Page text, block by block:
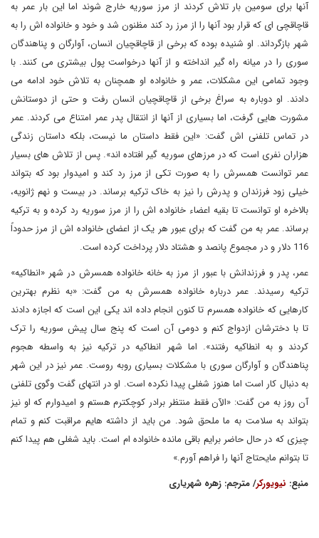
آنها برای سومین بار تلاش کردند از مرز سوریه خارج شوند اما این بار عمر به
قاچاقچی ای که قرار بود آنها را از مرز رد کند مظنون شد و خود و خانواده اش را به
شهر بازگرداند. او شنیده بوده که برخی از قاچاقچیان انسان، آوارگان و پناهندگان
سوری را در میانه راه گیر انداخته و از آنها درخواست پول بیشتری می کنند. با
وجود تمامی این مشکلات، عمر و خانواده او همچنان به تلاش خود ادامه می
دادند. او دوباره به سراغ برخی از قاچاقچیان انسان رفت و حتی از دوستانش
مشورت هایی گرفت، اما بسیاری از آنها از انتقال پدر عمر امتناع می کردند. عمر
در تماس تلفنی اش گفت: «این فقط داستان ما نیست، بلکه داستان زندگی
هزاران نفری است که در مرزهای سوریه گیر افتاده اند». پس از تلاش های بسیار
عمر توانست همسرش را به صورت تکی از مرز رد کند و امیدوار بود که بتواند
خیلی زود فرزندان و پدرش را نیز به خاک ترکیه برساند. در بیست و نهم ژانویه،
بالاخره او توانست تا بقیه اعضاء خانواده اش را از مرز سوریه رد کرده و به ترکیه
برساند. عمر به من گفت که برای عبور هر یک از اعضای خانواده اش از مرز حدوداً
116 دلار و در مجموع پانصد و هشتاد دلار پرداخت کرده است.
عمر، پدر و فرزندانش با عبور از مرز به خانه خانواده همسرش در شهر «انطاکیه»
ترکیه رسیدند. عمر درباره خانواده همسرش به من گفت: «به نظرم بهترین
کارهایی که خانواده همسرم تا کنون انجام داده اند یکی این است که اجازه دادند
تا با دخترشان ازدواج کنم و دومی آن است که پنج سال پیش سوریه را ترک
کردند و به انطاکیه رفتند». اما شهر انطاکیه در ترکیه نیز به واسطه هجوم
پناهندگان و آوارگان سوری با مشکلات بسیاری روبه روست. عمر نیز در این شهر
به دنبال کار است اما هنوز شغلی پیدا نکرده است. او در انتهای گفت وگوی تلفنی
آن روز به من گفت: «الآن فقط منتظر برادر کوچکترم هستم و امیدوارم که او نیز
بتواند به سلامت به ما ملحق شود. من باید از داشته هایم مراقبت کنم و تمام
چیزی که در حال حاضر برایم باقی مانده خانواده ام است. باید شغلی هم پیدا کنم
تا بتوانم مایحتاج آنها را فراهم آورم.»
منبع: نیویورکر/ مترجم: زهره شهریاری